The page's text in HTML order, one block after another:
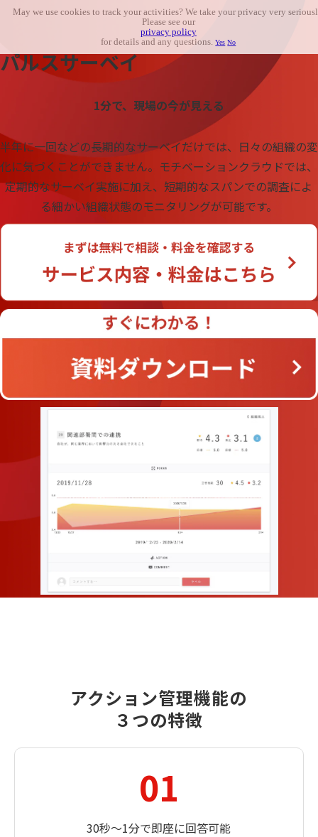
パルスサーベイ
1分で、現場の今が見える
半年に一回などの長期的なサーベイだけでは、日々の組織の変
化に気づくことができません。モチベーションクラウドでは、
定期的なサーベイ実施に加え、短期的なスパンでの調査によ
る細かい組織状態のモニタリングが可能です。
アクション管理機能の
３つの特徴
01
30秒～1分で即座に回答可能
May we use cookies to track your activities? We take your privacy very
Please see our
privacy policy
for details and any questions.Yes No